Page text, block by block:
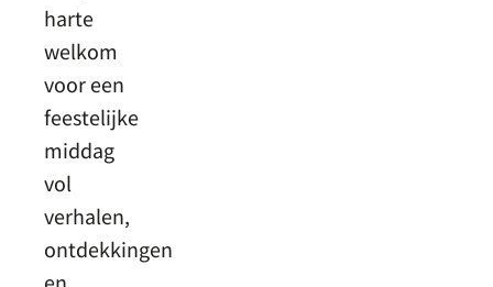
harte
welkom
voor een
feestelijke
middag
vol
verhalen,
ontdekkingen